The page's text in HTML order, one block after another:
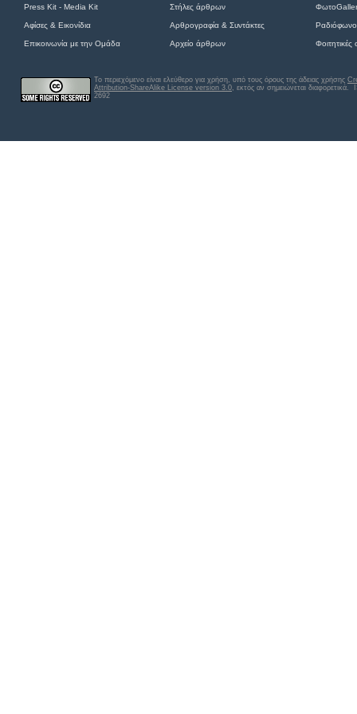
Press Kit - Media Kit Στήλες άρθρων
Αφίσες & Εικονίδια Αρθρογραφία & Συντάκτες Ραδιόφωνο
Επικοινωνία με την Ομάδα Αρχείο άρθρων
Το περιεχόμενο είναι ελεύθερο για χρήση, υπό τους όρους της άδειας χρήσης
Attribution-ShareAlike License version 3.0, εκτός αν σημειώνεται διαφορετικά.
2692